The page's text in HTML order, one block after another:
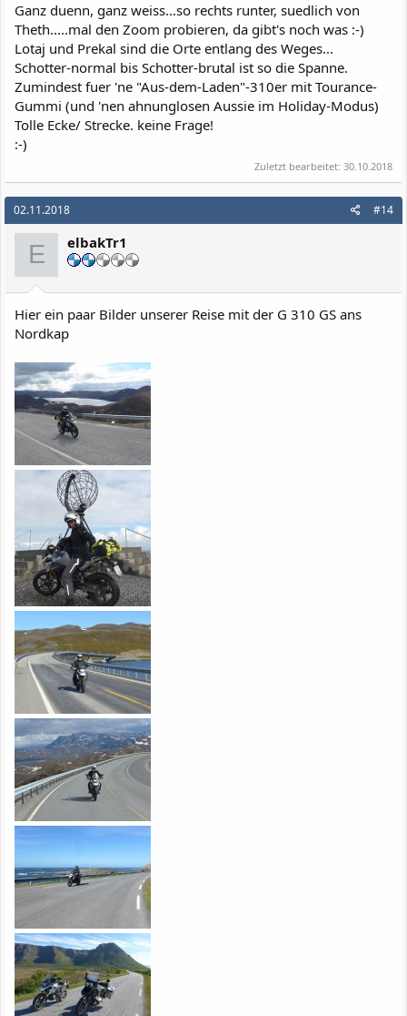
Ganz duenn, ganz weiss...so rechts runter, suedlich von
Theth.....mal den Zoom probieren, da gibt's noch was :-)
Lotaj und Prekal sind die Orte entlang des Weges...
Schotter-normal bis Schotter-brutal ist so die Spanne.
Zumindest fuer 'ne "Aus-dem-Laden"-310er mit Tourance-
Gummi (und 'nen ahnunglosen Aussie im Holiday-Modus)
Tolle Ecke/ Strecke. keine Frage!
:-)
Zuletzt bearbeitet: 30.10.2018
02.11.2018 #14
E elbakTr1
Hier ein paar Bilder unserer Reise mit der G 310 GS ans
Nordkap